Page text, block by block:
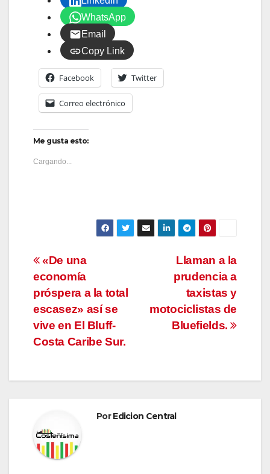
WhatsApp
Email
Copy Link
Facebook Twitter
Correo electrónico
Me gusta esto:
Cargando...
Navegación
de
entradas
Llaman a la
prudencia a
taxistas y
motociclistas de
Bluefields.
«De una
economía
próspera a la total
escasez» así se
vive en El Bluff-
Costa Caribe Sur.
PorEdicion Central